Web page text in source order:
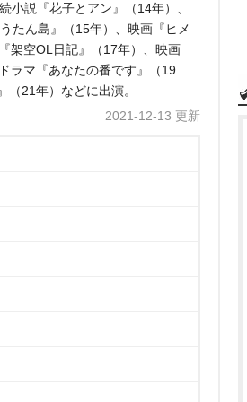
小説『花子とアン』（14年）、
たん島』（15年）、映画『ヒメ
架空OL日記』（17年）、映画
ラマ『あなたの番です』（19
21年）などに出演。
2021-12-13 更新